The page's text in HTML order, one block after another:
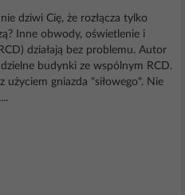
dziwi Cię, że rozłącza tylko
Inne obwody, oświetlenie i
działają bez problemu. Autor
budynki ze wspólnym RCD.
użyciem gniazda "siłowego". Nie